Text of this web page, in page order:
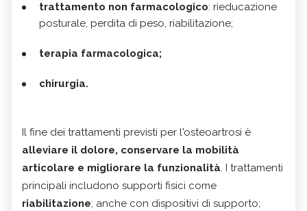
trattamento non farmacologico: rieducazione
posturale, perdita di peso, riabilitazione;
terapia farmacologica;
chirurgia.
Il fine dei trattamenti previsti per l'osteoartrosi è
alleviare il dolore, conservare la mobilità
articolare e migliorare la funzionalità. I trattamenti
principali includono supporti fisici come
riabilitazione; anche con dispositivi di supporto;